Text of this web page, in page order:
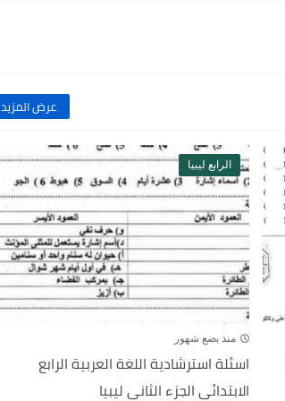
عرض المزيد
الرابع ليبيا
منذ بضع شهور
اسئلة استرشادية اللغة العربية الرابع
الابتدائي الجزء الثاني ليبيا